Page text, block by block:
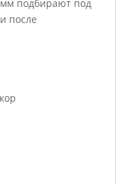
подбирают под
после